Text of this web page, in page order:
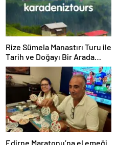
Rize Sümela Manastırı Turu ile
Tarih ve Doğayı Bir Arada
Keşfedin
Edirne Maratonu’na el emeği